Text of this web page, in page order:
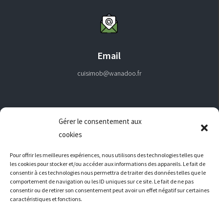
Gérer le consentement aux
cookies
Pour offrir les meilleures expériences, nous utilisons des technologies telles que
les cookies pour stocker et/ou accéder aux informations des appareils. Le fait de
consentir à ces technologies nous permettra de traiter des données telles que le
comportement de navigation ou les ID uniques sur ce site. Le fait de ne pas
consentir ou de retirer son consentement peut avoir un effet négatif sur certaines
caractéristiques et fonctions.
Email
cuisimob@wanadoo.fr
Mentions Légales